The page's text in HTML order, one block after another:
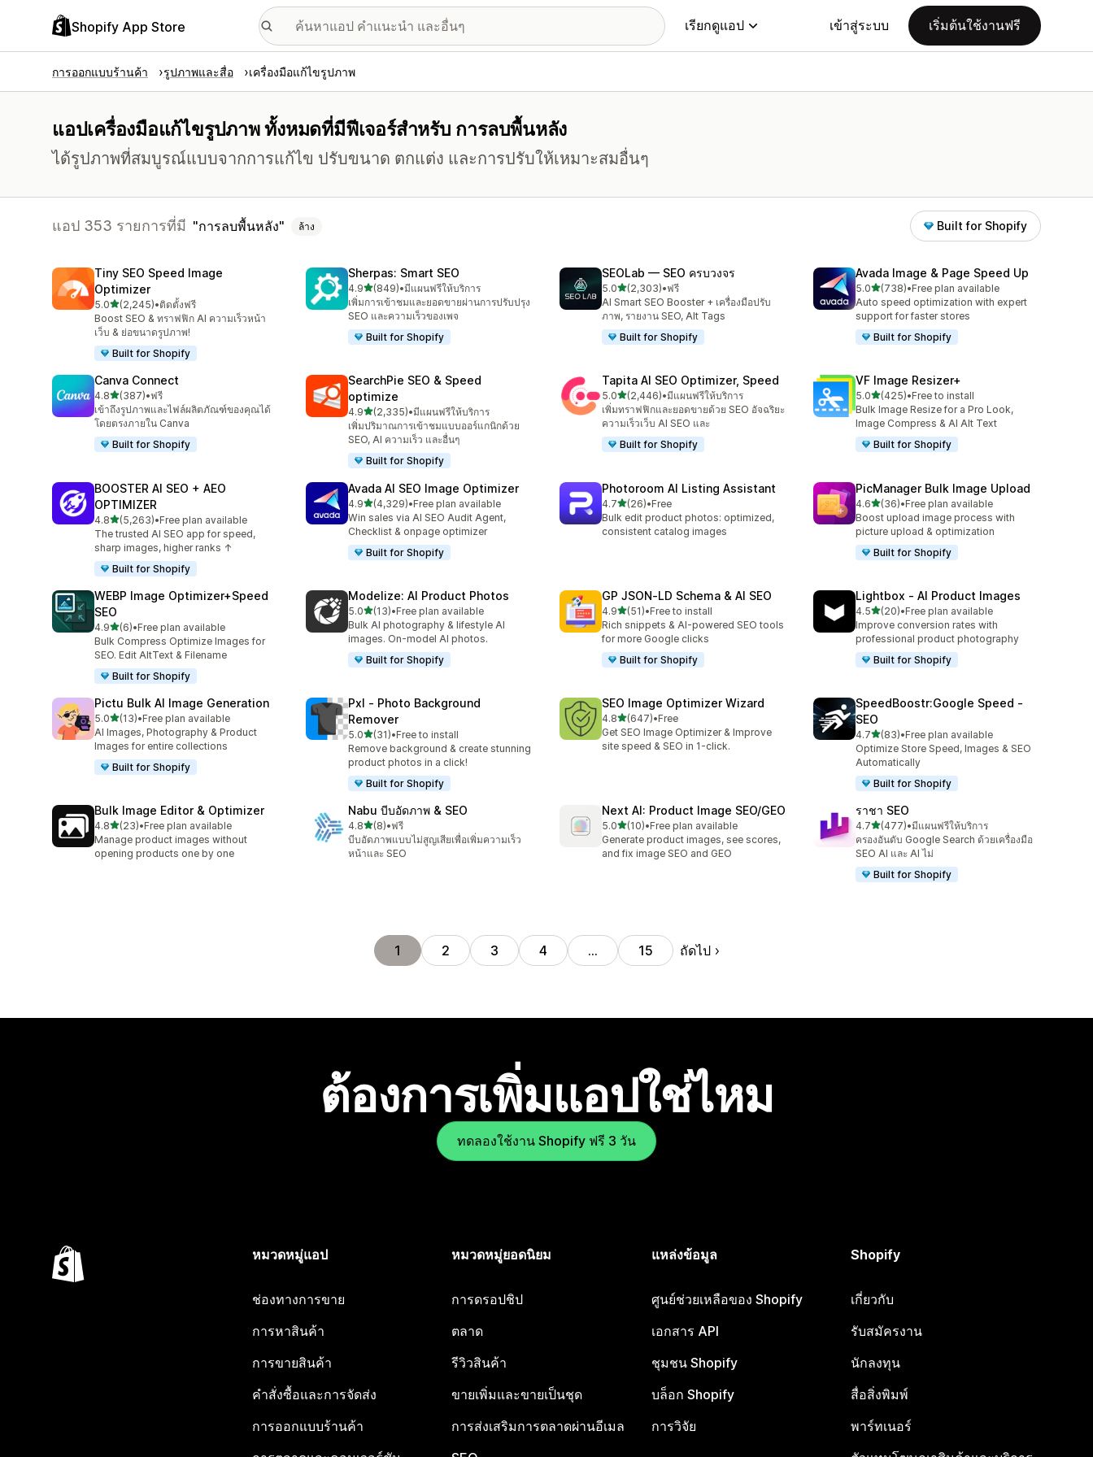
Shopify App Store เรียกดูแอป เข้าสู่ระบบ เริ่มต้นใช้งานฟรี
การออกแบบร้านค้า รูปภาพและสื่อ เครื่องมือแก้ไขรูปภาพ
แอปเครื่องมือแก้ไขรูปภาพ ทั้งหมดที่มีฟีเจอร์สำหรับ การลบพื้นหลัง
ได้รูปภาพที่สมบูรณ์แบบจากการแก้ไข ปรับขนาด ตกแต่ง และการปรับให้เหมาะสมอื่นๆ
แอป 353 รายการที่มี การลบพื้นหลัง ล้าง Built for Shopify
Tiny SEO Speed Image
Optimizer
5.0เต็ม 5 ดาว
(2,245)
ทั้งหมด 2245 รีวิว
•ติดตั้งฟรี
Boost SEO & ทราฟฟิก AI ความเร็วหน้า
เว็บ & ย่อขนาดรูปภาพ!
Built for Shopify
Sherpas: Smart SEO
4.9เต็ม 5 ดาว
(849)
ทั้งหมด 849 รีวิว
•มีแผนฟรีให้บริการ
เพิ่มการเข้าชมและยอดขายผ่านการปรับปรุง
SEO และความเร็วของเพจ
Built for Shopify
SEOLab — SEO ครบวงจร
5.0เต็ม 5 ดาว
(2,303)
ทั้งหมด 2303 รีวิว
•ฟรี
AI Smart SEO Booster + เครื่องมือปรับ
ภาพ, รายงาน SEO, Alt Tags
Built for Shopify
Avada Image & Page Speed Up
5.0เต็ม 5 ดาว
(738)
ทั้งหมด 738 รีวิว
•Free plan available
Auto speed optimization with expert
support for faster stores
Built for Shopify
Canva Connect
4.8เต็ม 5 ดาว
(387)
ทั้งหมด 387 รีวิว
•ฟรี
เข้าถึงรูปภาพและไฟล์ผลิตภัณฑ์ของคุณได้
โดยตรงภายใน Canva
Built for Shopify
SearchPie SEO & Speed
optimize
4.9เต็ม 5 ดาว
(2,335)
ทั้งหมด 2335 รีวิว
•มีแผนฟรีให้บริการ
เพิ่มปริมาณการเข้าชมแบบออร์แกนิกด้วย
SEO, AI ความเร็ว และอื่นๆ
Built for Shopify
Tapita AI SEO Optimizer, Speed
5.0เต็ม 5 ดาว
(2,446)
ทั้งหมด 2446 รีวิว
•มีแผนฟรีให้บริการ
เพิ่มทราฟฟิกและยอดขายด้วย SEO อัจฉริยะ
ความเร็วเว็บ AI SEO และ
Built for Shopify
VF Image Resizer+
5.0เต็ม 5 ดาว
(425)
ทั้งหมด 425 รีวิว
•Free to install
Bulk Image Resize for a Pro Look,
Image Compress & AI Alt Text
Built for Shopify
BOOSTER AI SEO + AEO
OPTIMIZER
4.8เต็ม 5 ดาว
(5,263)
ทั้งหมด 5263 รีวิว
•Free plan available
The trusted AI SEO app for speed,
sharp images, higher ranks ↑
Built for Shopify
Avada AI SEO Image Optimizer
4.9เต็ม 5 ดาว
(4,329)
ทั้งหมด 4329 รีวิว
•Free plan available
Win sales via AI SEO Audit Agent,
Checklist & onpage optimizer
Built for Shopify
Photoroom AI Listing Assistant
4.7เต็ม 5 ดาว
(26)
ทั้งหมด 26 รีวิว
•Free
Bulk edit product photos: optimized,
consistent catalog images
PicManager Bulk Image Upload
4.6เต็ม 5 ดาว
(36)
ทั้งหมด 36 รีวิว
•Free plan available
Boost upload image process with
picture upload & optimization
Built for Shopify
WEBP Image Optimizer+Speed
SEO
4.9เต็ม 5 ดาว
(6)
ทั้งหมด 6 รีวิว
•Free plan available
Bulk Compress Optimize Images for
SEO. Edit AltText & Filename
Built for Shopify
Modelize: AI Product Photos
5.0เต็ม 5 ดาว
(13)
ทั้งหมด 13 รีวิว
•Free plan available
Bulk AI photography & lifestyle AI
images. On-model AI photos.
Built for Shopify
GP JSON‑LD Schema & AI SEO
4.9เต็ม 5 ดาว
(51)
ทั้งหมด 51 รีวิว
•Free to install
Rich snippets & AI-powered SEO tools
for more Google clicks
Built for Shopify
Lightbox ‑ AI Product Images
4.5เต็ม 5 ดาว
(20)
ทั้งหมด 20 รีวิว
•Free plan available
Improve conversion rates with
professional product photography
Built for Shopify
Pictu Bulk AI Image Generation
5.0เต็ม 5 ดาว
(13)
ทั้งหมด 13 รีวิว
•Free plan available
AI Images, Photography & Product
Images for entire collections
Built for Shopify
Pxl ‑ Photo Background
Remover
5.0เต็ม 5 ดาว
(31)
ทั้งหมด 31 รีวิว
•Free to install
Remove background & create stunning
product photos in a click!
Built for Shopify
SEO Image Optimizer Wizard
4.8เต็ม 5 ดาว
(647)
ทั้งหมด 647 รีวิว
•Free
Get SEO Image Optimizer & Improve
site speed & SEO in 1-click.
SpeedBoostr:Google Speed ‑
SEO
4.7เต็ม 5 ดาว
(83)
ทั้งหมด 83 รีวิว
•Free plan available
Optimize Store Speed, Images & SEO
Automatically
Built for Shopify
Bulk Image Editor & Optimizer
4.8เต็ม 5 ดาว
(23)
ทั้งหมด 23 รีวิว
•Free plan available
Manage product images without
opening products one by one
Nabu บีบอัดภาพ & SEO
4.8เต็ม 5 ดาว
(8)
ทั้งหมด 8 รีวิว
•ฟรี
บีบอัดภาพแบบไม่สูญเสียเพื่อเพิ่มความเร็ว
หน้าและ SEO
Next AI: Product Image SEO/GEO
5.0เต็ม 5 ดาว
(10)
ทั้งหมด 10 รีวิว
•Free plan available
Generate product images, see scores,
and fix image SEO and GEO
ราชา SEO
4.7เต็ม 5 ดาว
(477)
ทั้งหมด 477 รีวิว
•มีแผนฟรีให้บริการ
ครองอันดับ Google Search ด้วยเครื่องมือ
SEO AI และ AI ไม่
Built for Shopify
1 2 3 4 … 15 ถัดไป
ต้องการเพิ่มแอปใช่ไหม
ทดลองใช้งาน Shopify ฟรี 3 วัน
หมวดหมู่แอป
ช่องทางการขาย
การหาสินค้า
การขายสินค้า
คำสั่งซื้อและการจัดส่ง
การออกแบบร้านค้า
หมวดหมู่ยอดนิยม
การดรอปชิป
ตลาด
รีวิวสินค้า
ขายเพิ่มและขายเป็นชุด
การส่งเสริมการตลาดผ่านอีเมล
แหล่งข้อมูล
ศูนย์ช่วยเหลือของ Shopify
เอกสาร API
ชุมชน Shopify
บล็อก Shopify
การวิจัย
Shopify
เกี่ยวกับ
รับสมัครงาน
นักลงทุน
สื่อสิ่งพิมพ์
พาร์ทเนอร์